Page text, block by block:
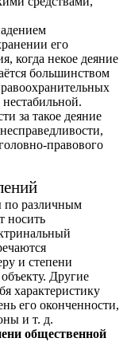
его
когда некое деяние
большинством
за такое деяние
правового
по различным
носить
и степени
Другие
характеристику
его оконченности,
и т. д.
общественной